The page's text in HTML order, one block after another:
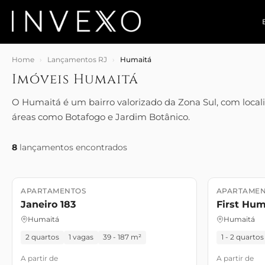
Home › Lançamentos RJ › Humaitá
Imóveis Humaitá
O Humaitá é um bairro valorizado da Zona Sul, com
áreas como Botafogo e Jardim Botânico.
8 lançamentos encontrados
Lançamento Em Breve
APARTAMENTOS
Janeiro 183
Humaitá
2 quartos 1 vagas 39 - 187 m²
A partir de
Lançamento
First
Humaitá
1 - 2 quartos
A partir de